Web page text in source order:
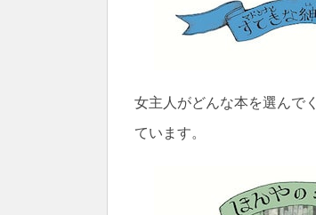
女主人がどんな本を選んで
ています。